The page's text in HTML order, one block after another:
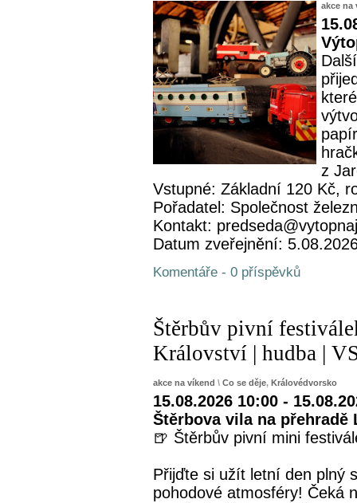
akce na
z
Vstupné: Základní 120 Kč,
Pořadatel: Společnost
Kontakt:
Datum zveřejnění:
Komentáře - 0 příspěvků
Štěrbův pivní
Království | hudba |
akce na víkend \ Co se děje, Královédvorsko
15.08.2026 10:00 -
Štěrbova vila na přehradě
🍺 Štěrbův pivní mini
Přijďte si užít letní den plný
pohodové atmosféry! Čeká